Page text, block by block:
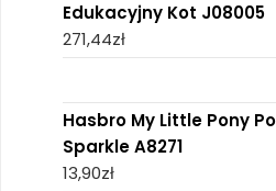
Edukacyjny Kot J08005
271,44zł
Hasbro My Little Pony
Sparkle A8271
13,90zł